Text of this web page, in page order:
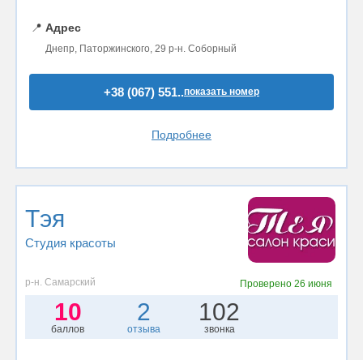
📍 Адрес
Днепр, Паторжинского, 29 р-н. Соборный
+38 (067) 551..показать номер
Подробнее
Тэя
Студия красоты
р-н. Самарский Проверено 26 июня
10
баллов
2
отзыва
102
звонка